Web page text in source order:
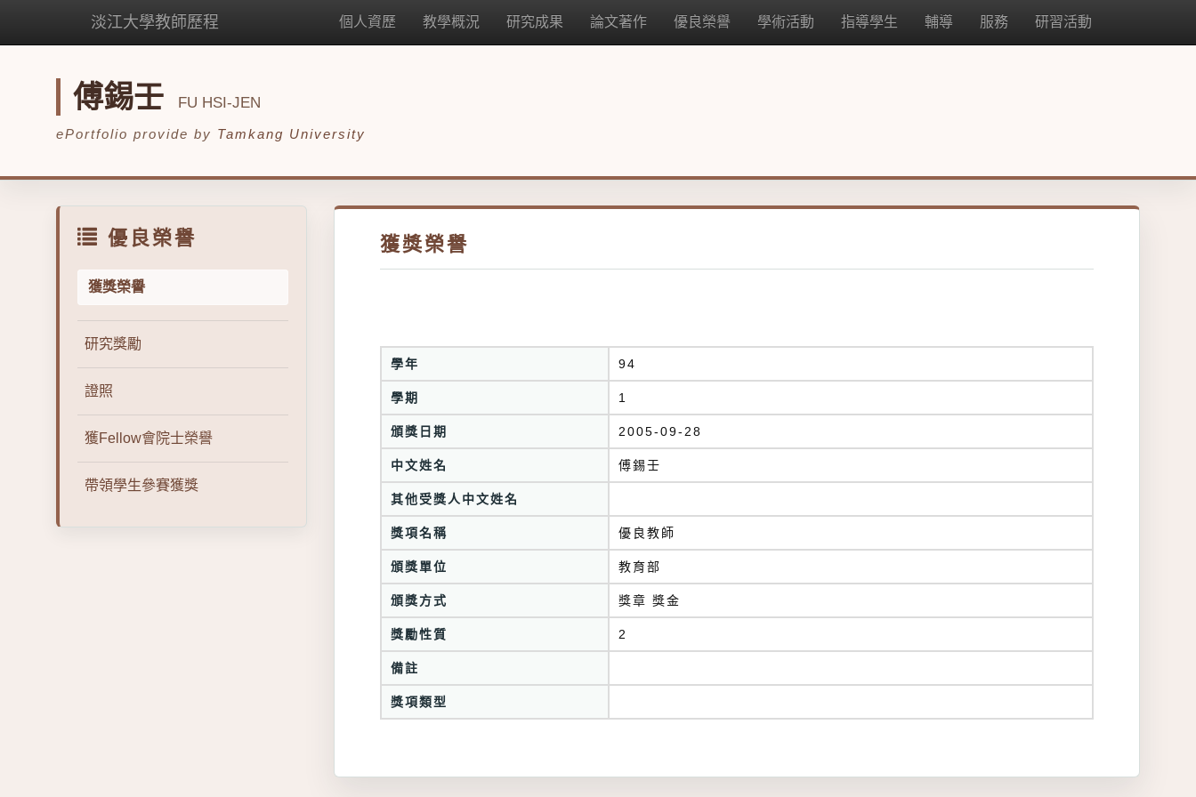
淡江大學教師歷程 個人資歷 教學概況 研究成果 論文著作 優良榮譽 學術活動 指導學生 輔導 服務 研習活動
傅錫壬 FU HSI-JEN
ePortfolio provide by Tamkang University
優良榮譽
獲獎榮譽
研究獎勵
證照
獲Fellow會院士榮譽
帶領學生參賽獲獎
獲獎榮譽
學年 94
學期 1
頒獎日期 2005-09-28
中文姓名 傅錫壬
其他受獎人中文姓名
獎項名稱 優良教師
頒獎單位 教育部
頒獎方式 獎章 獎金
獎勵性質 2
備註
獎項類型